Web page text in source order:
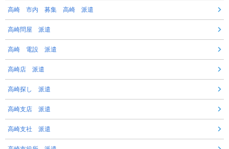
高崎 市内 募集 高崎 派遣
高崎問屋 派遣
高崎 電設 派遣
高崎店 派遣
高崎探し 派遣
高崎支店 派遣
高崎支社 派遣